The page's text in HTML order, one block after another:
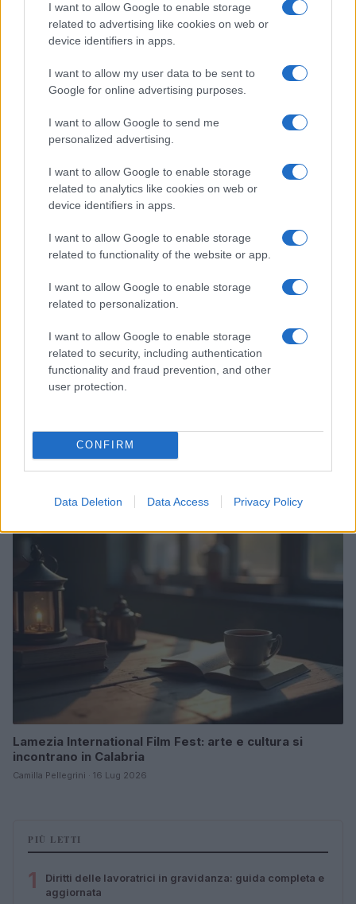
I want to allow Google to enable storage
related to advertising like cookies on web or
device identifiers in apps.
I want to allow my user data to be sent to
Google for online advertising purposes.
I want to allow Google to send me
personalized advertising.
I want to allow Google to enable storage
related to analytics like cookies on web or
device identifiers in apps.
I want to allow Google to enable storage
related to functionality of the website or app.
I want to allow Google to enable storage
related to personalization.
I want to allow Google to enable storage
related to security, including authentication
functionality and fraud prevention, and other
user protection.
CONFIRM
Data Deletion Data Access Privacy Policy
ICA Milano presenta mostre, concerti e letture per
l’autunno 2026
Matteo Pellegrino · 6 Ago 2026
Codacons denuncia: i problemi che affliggono la Sicilia
Lamezia International Film Fest: arte e cultura si
incontrano in Calabria
Camilla Pellegrini · 16 Lug 2026
PIÙ LETTI
1
Diritti delle lavoratrici in gravidanza: guida completa e
aggiornata